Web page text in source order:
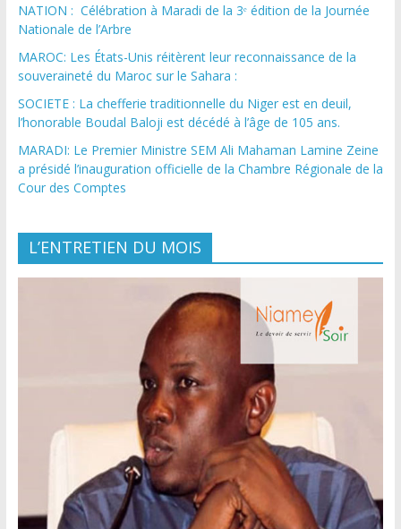
NATION : Célébration à Maradi de la 3ᵉ édition de la Journée
Nationale de l’Arbre
MAROC: Les États-Unis réitèrent leur reconnaissance de la
souveraineté du Maroc sur le Sahara :
SOCIETE : La chefferie traditionnelle du Niger est en deuil,
l’honorable Boudal Baloji est décédé à l’âge de 105 ans.
MARADI: Le Premier Ministre SEM Ali Mahaman Lamine Zeine
a présidé l’inauguration officielle de la Chambre Régionale de la
Cour des Comptes
L’ENTRETIEN DU MOIS